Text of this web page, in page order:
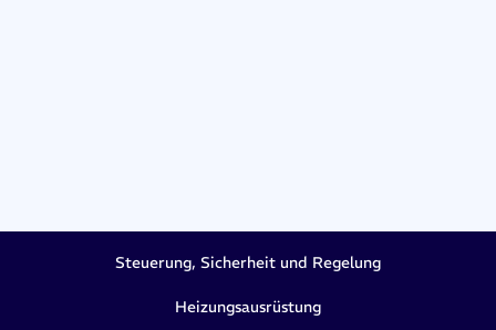
Steuerung, Sicherheit und Regelung
Heizungsausrüstung